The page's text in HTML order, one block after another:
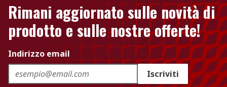
Rimani aggiornato sulle novità di
prodotto e sulle nostre offerte!
Indirizzo email
Iscriviti